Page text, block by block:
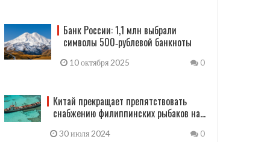
Банк России: 1,1 млн выбрали
символы 500‑рублевой банкноты
10 октября 2025 0
Китай прекращает препятствовать
снабжению филиппинских рыбаков на
30 июля 2024 0